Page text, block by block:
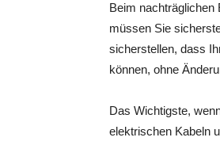
Beim nachträglichen
müssen Sie
sicherstellen, dass
können, ohne
Das Wichtigste,
elektrischen Kabeln